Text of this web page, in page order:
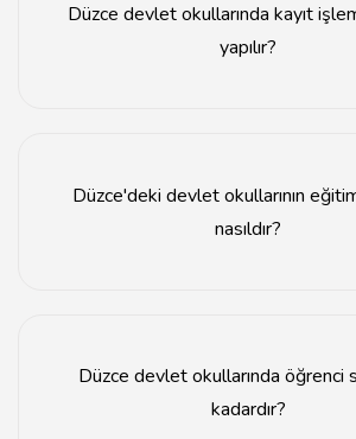
Düzce devlet okullarında kayıt
yapılır?
Düzce'deki devlet okullarının
nasıldır?
Düzce devlet okullarında öğrenci
kadardır?